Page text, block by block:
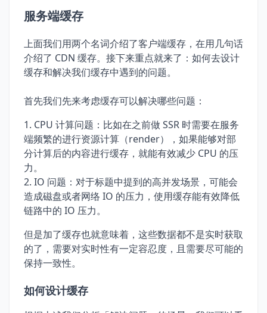
服务端缓存
上面我们用两个名词介绍了客户端缓存，在用几句话
介绍了 CDN 缓存。接下来重点就来了：如何去设计
缓存和解决我们缓存中遇到的问题。
首先我们先来考虑缓存可以解决哪些问题：
CPU 计算问题：比如在之前做 SSR 时需要在服务
端频繁的进行资源计算（render），如果能够对部
分计算后的内容进行缓存，就能有效减少 CPU 的压
力。
IO 问题：对于标题中提到的高并发场景，可能会
造成磁盘或者网络 IO 的压力，使用缓存能有效降低
链路中的 IO 压力。
但是加了缓存也就意味着，这些数据都不是实时获取
的了，需要对实时性有一定容忍度，且需要尽可能的
保持一致性。
如何设计缓存